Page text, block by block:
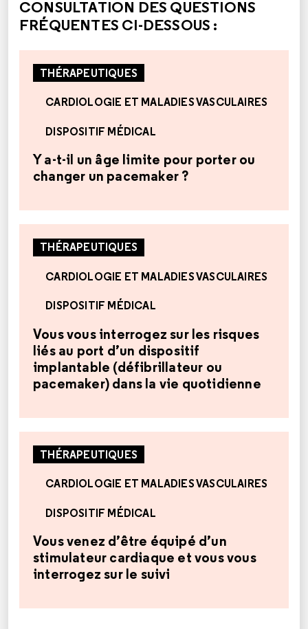
CONSULTATION DES QUESTIONS
FRÉQUENTES CI-DESSOUS :
THÉRAPEUTIQUES
CARDIOLOGIE ET MALADIES VASCULAIRES
DISPOSITIF MÉDICAL
Y a-t-il un âge limite pour porter ou
changer un pacemaker ?
THÉRAPEUTIQUES
CARDIOLOGIE ET MALADIES VASCULAIRES
DISPOSITIF MÉDICAL
Vous vous interrogez sur les risques
liés au port d’un dispositif
implantable (défibrillateur ou
pacemaker) dans la vie quotidienne
THÉRAPEUTIQUES
CARDIOLOGIE ET MALADIES VASCULAIRES
DISPOSITIF MÉDICAL
Vous venez d’être équipé d’un
stimulateur cardiaque et vous vous
interrogez sur le suivi